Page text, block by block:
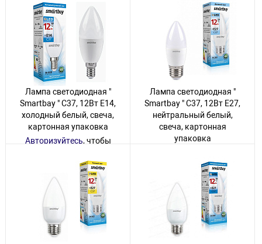
увидеть цену
70 товаров
10 товаров
Лампа светодиодная "
Smartbay " С37, 12Вт Е14,
холодный белый, свеча,
картонная упаковка
Авторизуйтесь, чтобы
100 товаров
Лампа светодиодная "
Smartbay " С37, 12Вт Е27,
нейтральный белый,
свеча, картонная
упаковка
увидеть цену
30 товаров